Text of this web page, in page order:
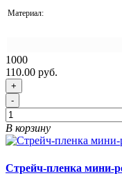
Материал:
1000
110.00 руб.
+
-
В корзину
Стрейч-пленка мини-